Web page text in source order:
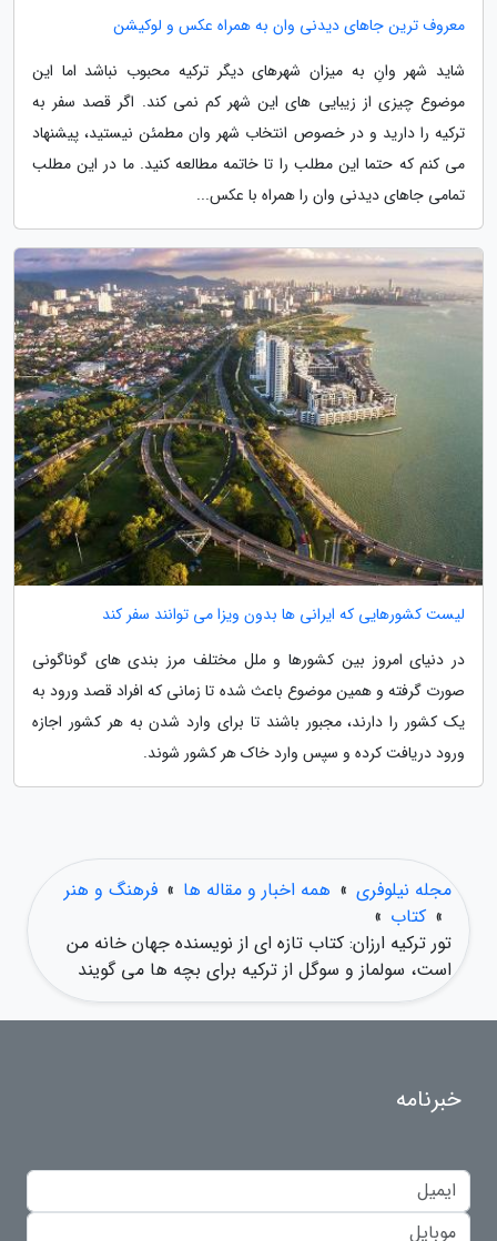
معروف ترین جاهای دیدنی وان به همراه عکس و لوکیشن
شاید شهر وانِ به میزان شهرهای دیگر ترکیه محبوب نباشد اما این
موضوع چیزی از زیبایی های این شهر کم نمی کند. اگر قصد سفر به
ترکیه را دارید و در خصوص انتخاب شهر وان مطمئن نیستید، پیشنهاد
می کنم که حتما این مطلب را تا خاتمه مطالعه کنید. ما در این مطلب
تمامی جاهای دیدنی وان را همراه با عکس...
لیست کشورهایی که ایرانی ها بدون ویزا می توانند سفر کند
در دنیای امروز بین کشورها و ملل مختلف مرز بندی های گوناگونی
صورت گرفته و همین موضوع باعث شده تا زمانی که افراد قصد ورود به
یک کشور را دارند، مجبور باشند تا برای وارد شدن به هر کشور اجازه
ورود دریافت کرده و سپس وارد خاک هر کشور شوند.
مجله نیلوفری » همه اخبار و مقاله ها » فرهنگ و هنر
» کتاب »
تور ترکیه ارزان: کتاب تازه ای از نویسنده جهان خانه من
است، سولماز و سوگل از ترکیه برای بچه ها می گویند
خبرنامه